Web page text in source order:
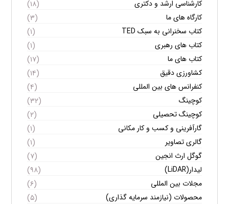
کارشناسی ارشد و دکتری
(۱۸)
کارگاه های ما
(۳)
کتاب سخنرانی به سبک TED
(۱)
کتاب های رهبری
(۱)
کتاب های ما
(۱۷)
کشاورزی دقیق
(۱۴)
کنفرانس های بین المللی
(۴)
کوچینگ
(۳۲)
کوچینگ تحصیلی
(۲)
گارآفرینی و کسب و کار مکانی
(۱)
گالری تصاویر
(۱)
گوگل ارث انجین
(۷)
لیدار(LiDAR)
(۹۸)
مجلات بین المللی
(۶)
محصولات (نیازمند سرمایه گذاری)
(۵)